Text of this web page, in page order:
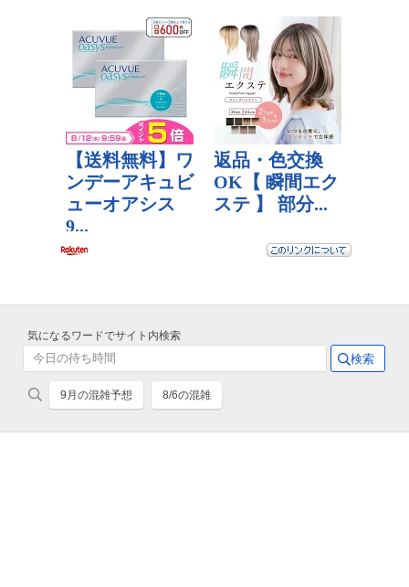
気になるワードでサイト内検索
9月の混雑予想 8/6の混雑